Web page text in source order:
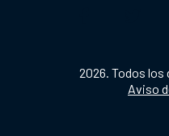
2026. Todos los
Aviso